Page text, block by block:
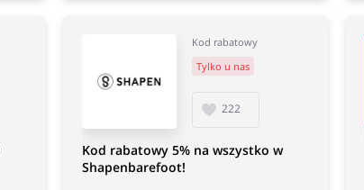
Kod rabatowy
Tylko u nas
222
Kod rabatowy 5% na wszystko w
Shapenbarefoot!